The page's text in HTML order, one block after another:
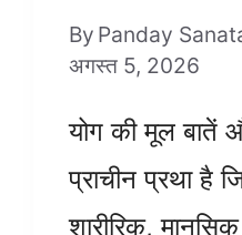
By Panday
अगस्त 5, 2026
योग की मूल बातें
प्राचीन प्रथा है
शारीरिक,